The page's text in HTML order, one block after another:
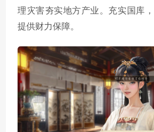
理灾害夯实地方产业。充实国库
提供财力保障。